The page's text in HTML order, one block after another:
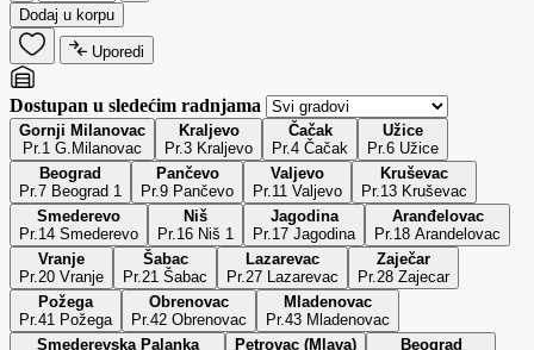
Dodaj u korpu
Uporedi
Dostupan u sledećim radnjama
Gornji Milanovac
Pr.1 G.Milanovac
Kraljevo
Pr.3 Kraljevo
Čačak
Pr.4 Čačak
Užice
Pr.6 Užice
Beograd
Pr.7 Beograd 1
Pančevo
Pr.9 Pančevo
Valjevo
Pr.11 Valjevo
Kruševac
Pr.13 Kruševac
Smederevo
Pr.14 Smederevo
Niš
Pr.16 Niš 1
Jagodina
Pr.17 Jagodina
Aranđelovac
Pr.18 Arandelovac
Vranje
Pr.20 Vranje
Šabac
Pr.21 Šabac
Lazarevac
Pr.27 Lazarevac
Zaječar
Pr.28 Zajecar
Požega
Pr.41 Požega
Obrenovac
Pr.42 Obrenovac
Mladenovac
Pr.43 Mladenovac
Smederevska Palanka
Petrovac (Mlava)
Beograd